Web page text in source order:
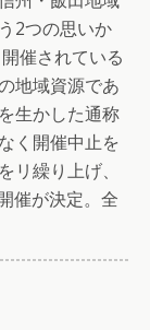
2つの思いか
催されている
地域資源であ
生かした通称
く開催中止を
繰り上げ、
催が決定。全